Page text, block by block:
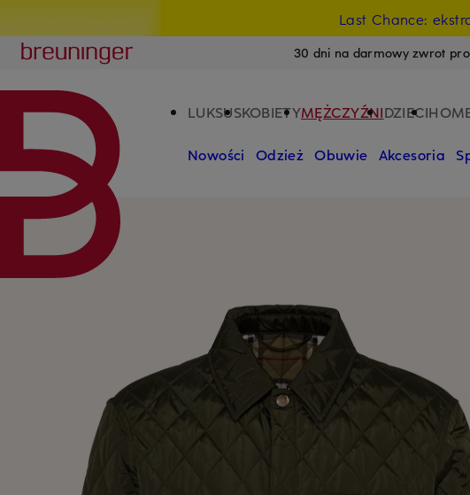
Last Chance:
Breuninger
30 dni na darmowy zwrot
LUKSUSKOBIETYMĘŻCZYŹNIDZIECI
Nowości Odzież Obuwie Akcesoria